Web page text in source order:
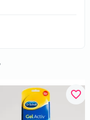
favorite_border